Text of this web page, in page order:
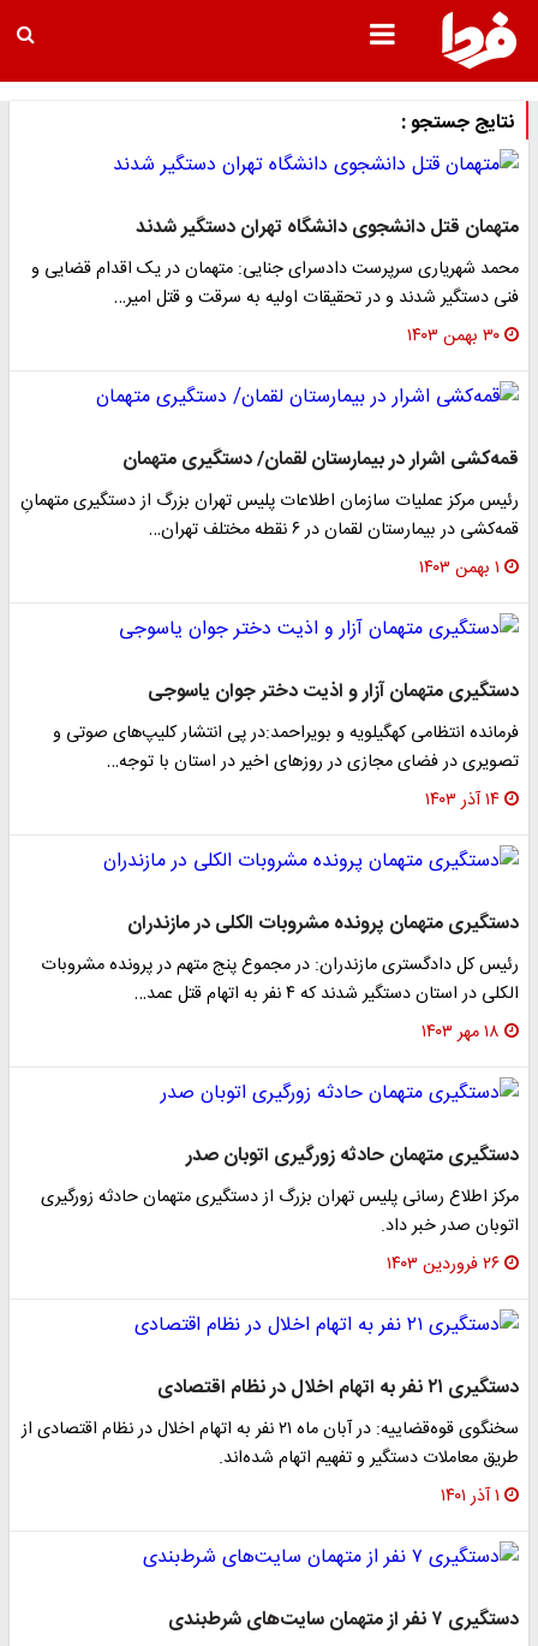
نتایج جستجو :
متهمان قتل دانشجوی دانشگاه تهران دستگیر شدند
محمد شهریاری سرپرست دادسرای جنایی: متهمان در یک اقدام قضایی و
فنی دستگیر شدند و در تحقیقات اولیه به سرقت و قتل امیر…
۳۰ بهمن ۱۴۰۳
قمه‌کشی اشرار در بیمارستان لقمان/ دستگیری متهمان
رئیس مرکز عملیات سازمان اطلاعات پلیس تهران بزرگ از دستگیری متهمانِ
قمه‌کشی در بیمارستان لقمان در ۶ نقطه مختلف تهران…
۱ بهمن ۱۴۰۳
دستگیری متهمان آزار و اذیت دختر جوان یاسوجی
فرمانده انتظامی کهگیلویه و بویراحمد:در پی انتشار کلیپ‌های صوتی و
تصویری در فضای مجازی در روزهای اخیر در استان با توجه…
۱۴ آذر ۱۴۰۳
دستگیری متهمان پرونده مشروبات الکلی در مازندران
رئیس کل دادگستری مازندران: در مجموع پنج متهم در پرونده مشروبات
الکلی در استان دستگیر شدند که ۴ نفر به اتهام قتل عمد…
۱۸ مهر ۱۴۰۳
دستگیری متهمان حادثه زورگیری اتوبان صدر
مرکز اطلاع رسانی پلیس تهران بزرگ از دستگیری متهمان حادثه زورگیری
اتوبان صدر خبر داد.
۲۶ فروردین ۱۴۰۳
دستگیری ۲۱ نفر به اتهام اخلال در نظام اقتصادی
سخنگوی قوه‌قضاییه: در آبان ماه ۲۱ نفر به اتهام اخلال در نظام اقتصادی از
طریق معاملات دستگیر و تفهیم اتهام شده‌اند.
۱ آذر ۱۴۰۱
دستگیری ۷ نفر از متهمان سایت‌های شرط‌بندی